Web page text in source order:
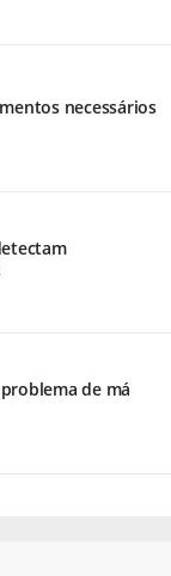
necessários
de má